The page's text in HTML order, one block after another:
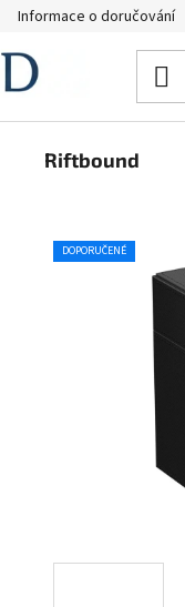
Informace o doručování
Riftbound
DOPORUČENÉ